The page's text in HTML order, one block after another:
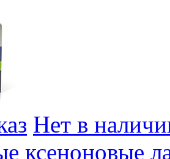
Нет в
ксеноновые